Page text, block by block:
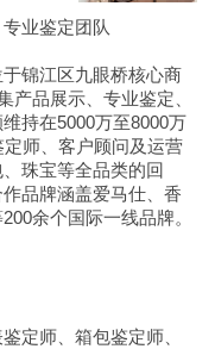
业鉴定团队
锦江区九眼桥核心商
产品展示、专业鉴定、
持在5000万至8000万
师、客户顾问及运营
珠宝等全品类的回
品牌涵盖爱马仕、香
余个国际一线品牌。
定师、箱包鉴定师、